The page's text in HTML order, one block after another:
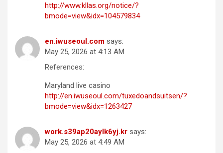
http://www.kllas.org/notice/?
bmode=view&idx=104579834
en.iwuseoul.com says:
May 25, 2026 at 4:13 AM
References:
Maryland live casino
http://en.iwuseoul.com/tuxedoandsuitsen/?
bmode=view&idx=1263427
work.s39ap20aylk6yj.kr says:
May 25, 2026 at 4:49 AM